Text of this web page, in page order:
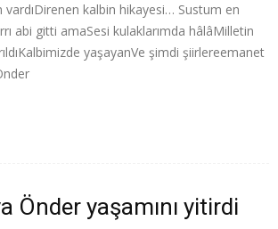
vardıDirenen kalbin hikayesi… Sustum en
abi gitti amaSesi kulaklarımda hâlâMilletin
yaşayanVe şimdi şiirlereemanet
Önder yaşamını yitirdi